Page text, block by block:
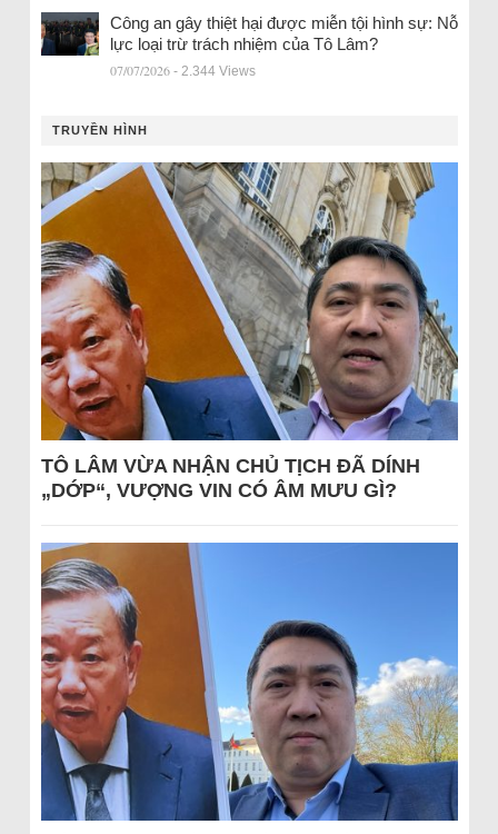
Công an gây thiệt hại được miễn tội hình sự: Nỗ
lực loại trừ trách nhiệm của Tô Lâm?
07/07/2026 - 2.344 Views
TRUYỀN HÌNH
TÔ LÂM VỪA NHẬN CHỦ TỊCH ĐÃ DÍNH
„DỚP“, VƯỢNG VIN CÓ ÂM MƯU GÌ?